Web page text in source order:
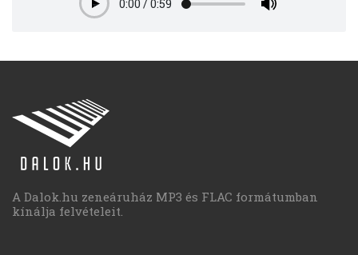
Play0:00 /0:59
A Dalok.hu zeneáruház MP3 és FLAC formátumban
kínálja felvételeit.